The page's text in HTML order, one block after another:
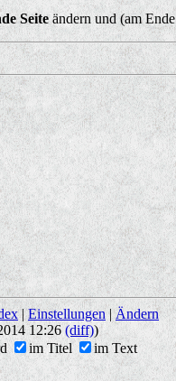
Seite ändern und (am
|Einstellungen|Ändern
12:26 (diff))
im Titel im Text